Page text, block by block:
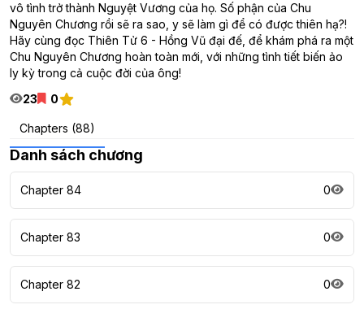
vô tình trở thành Nguyệt Vương của họ. Số phận của Chu
Nguyên Chương rồi sẽ ra sao, y sẽ làm gì để có được thiên hạ?!
Hãy cùng đọc Thiên Tử 6 - Hồng Vũ đại đế, để khám phá ra một
Chu Nguyên Chương hoàn toàn mới, với những tình tiết biến ảo
ly kỳ trong cả cuộc đời của ông!
23
0
Chapters (88)
Danh sách chương
Chapter 84 0
Chapter 83 0
Chapter 82 0